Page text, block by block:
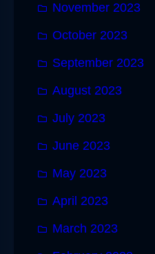
November 2023
October 2023
September 2023
August 2023
July 2023
June 2023
May 2023
April 2023
March 2023